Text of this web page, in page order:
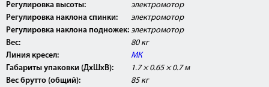
Регулировка высоты:
электромотор
Регулировка наклона спинки:
электромотор
Регулировка наклона подножек: электромотор
Вес:
80 кг
Линия кресел:
МК
Габариты упаковки (ДхШхВ):
1.7 × 0.65 × 0.7 м
Вес брутто (общий):
85 кг